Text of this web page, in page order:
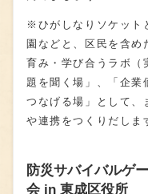
※ひがしなりソケット
園などと、区民を含め
育み・学び合うラボ（
題を聞く場」、「企業
つなげる場」として、
や連携をつくりだしま
防災サバイバルゲ
会 in 東成区役所